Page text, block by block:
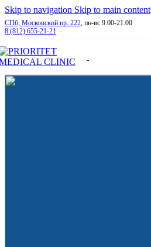
Skip to navigation Skip to main content
СПб, Московский пр. 222, пн-вс 9.00-21.00
8 (812) 655-21-21